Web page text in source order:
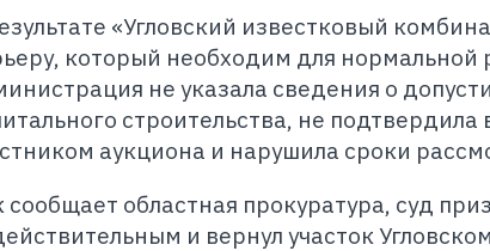
«Угловский известковый
который необходим для
не указала сведения о
строительства, не
аукциона и нарушила сроки
сообщает областная прокуратура, суд
и вернул участок